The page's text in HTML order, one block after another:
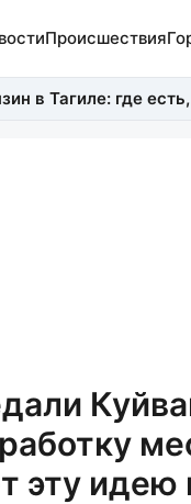
Происшествия
в Тагиле: где
эту